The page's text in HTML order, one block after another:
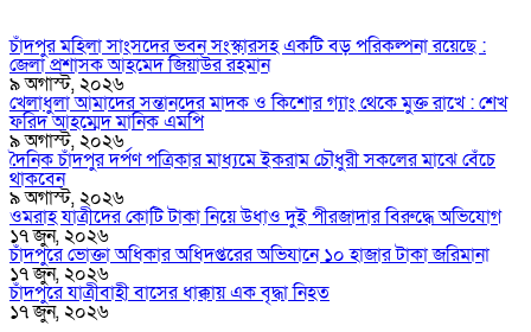
চাঁদপুর মহিলা সাংসদের ভবন সংস্কারসহ একটি বড় পরিকল্পনা রয়েছে :
জেলা প্রশাসক আহমেদ জিয়াউর রহমান
৯ অগাস্ট, ২০২৬
খেলাধুলা আমাদের সন্তানদের মাদক ও কিশোর গ্যাং থেকে মুক্ত রাখে : শেখ
ফরিদ আহম্মেদ মানিক এমপি
৯ অগাস্ট, ২০২৬
দৈনিক চাঁদপুর দর্পণ পত্রিকার মাধ্যমে ইকরাম চৌধুরী সকলের মাঝে বেঁচে
থাকবেন
৯ অগাস্ট, ২০২৬
ওমরাহ যাত্রীদের কোটি টাকা নিয়ে উধাও দুই পীরজাদার বিরুদ্ধে অভিযোগ
১৭ জুন, ২০২৬
চাঁদপুরে ভোক্তা অধিকার অধিদপ্তরের অভিযানে ১০ হাজার টাকা জরিমানা
১৭ জুন, ২০২৬
চাঁদপুরে যাত্রীবাহী বাসের ধাক্কায় এক বৃদ্ধা নিহত
১৭ জুন, ২০২৬